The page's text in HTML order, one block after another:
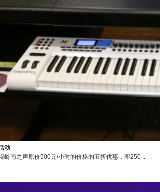
动
南之声原价500元/小时的价格的五折优惠，即250 ...